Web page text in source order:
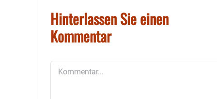
Hinterlassen Sie einen
Kommentar